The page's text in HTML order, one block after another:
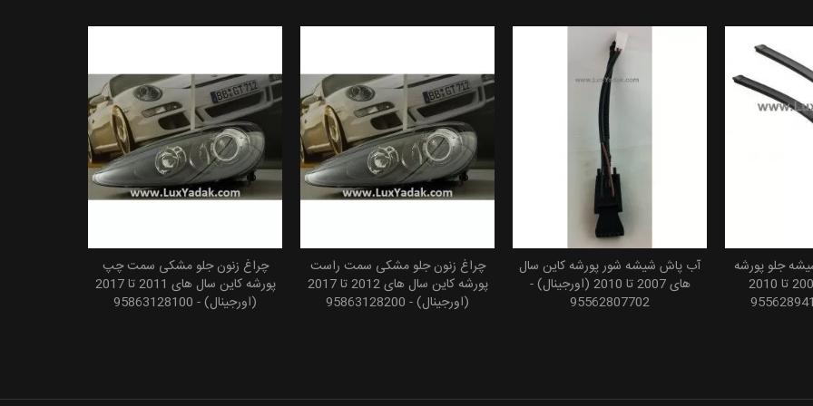
چراغ زنون جلو مشکی سمت چپ
پورشه کاین سال های 2011 تا 2017
(اورجینال) - 95863128100
افزودن به سبد خرید
چراغ زنون جلو مشکی سمت راست
پورشه کاین سال های 2012 تا 2017
(اورجینال) - 95863128200
افزودن به سبد خرید
آب پاش شیشه شور پورشه کاین سال
های 2007 تا 2010 (اورجینال) -
95562807702
سبد خریدجلو پورشه
کاین سال های 2007 تا 2010